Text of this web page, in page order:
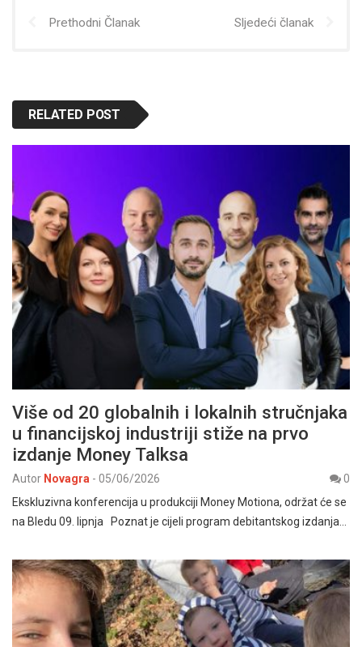
Prethodni Članak Sljedeći članak
RELATED POST
Više od 20 globalnih i lokalnih stručnjaka
u financijskoj industriji stiže na prvo
izdanje Money Talksa
Autor Novagra - 05/06/2026
0
Ekskluzivna konferencija u produkciji Money Motiona, održat će se
na Bledu 09. lipnja Poznat je cijeli program debitantskog izdanja…